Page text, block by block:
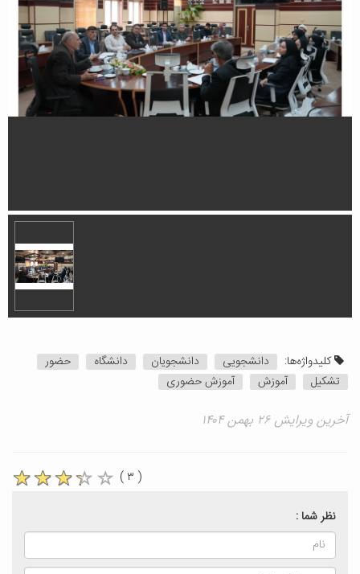
کلیدواژه‌ها: دانشجویی دانشجویان دانشگاه
حضور
تشکیل
آموزش آموزش حضوری
آخرین ویرایش ۲۶ بهمن ۱۴۰۴
( ۳ )
نظر شما :